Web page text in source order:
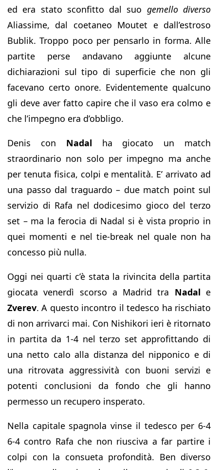
ed era stato sconfitto dal suo gemello diverso
Aliassime, dal coetaneo Moutet e dall’estroso
Bublik. Troppo poco per pensarlo in forma. Alle
partite perse andavano aggiunte alcune
dichiarazioni sul tipo di superficie che non gli
facevano certo onore. Evidentemente qualcuno
gli deve aver fatto capire che il vaso era colmo e
che l’impegno era d’obbligo.
Denis con Nadalha giocato un match
straordinario non solo per impegno ma anche
per tenuta fisica, colpi e mentalità. E’ arrivato ad
una passo dal traguardo – due match point sul
servizio di Rafa nel dodicesimo gioco del terzo
set – ma la ferocia di Nadal si è vista proprio in
quei momenti e nel tie-break nel quale non ha
concesso più nulla.
Oggi nei quarti c’è stata la rivincita della partita
giocata venerdì scorso a Madrid tra Nadale
Zverev. A questo incontro il tedesco ha rischiato
di non arrivarci mai. Con Nishikori ieri è ritornato
in partita da 1-4 nel terzo set approfittando di
una netto calo alla distanza del nipponico e di
una ritrovata aggressività con buoni servizi e
potenti conclusioni da fondo che gli hanno
permesso un recupero insperato.
Nella capitale spagnola vinse il tedesco per 6-4
6-4 contro Rafa che non riusciva a far partire i
colpi con la consueta profondità. Ben diverso